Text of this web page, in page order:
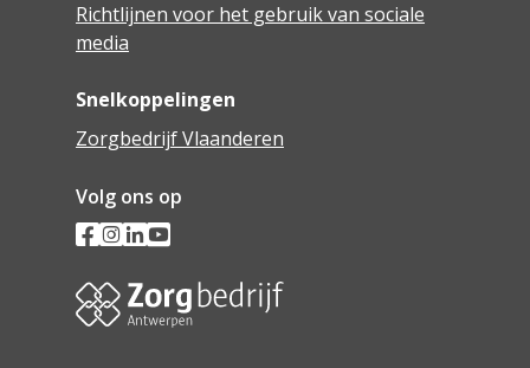
Richtlijnen voor het gebruik van sociale
media
Snelkoppelingen
Zorgbedrijf Vlaanderen
Volg ons op